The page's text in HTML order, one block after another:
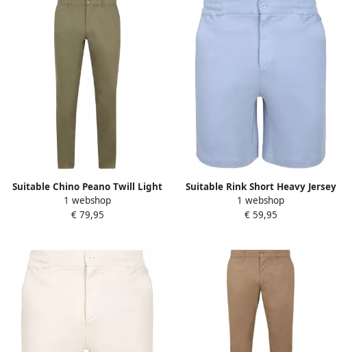
Suitable Chino Peano Twill Light
Olive
1 webshop
€ 79,95
Suitable Rink Short Heavy Jersey
Blauw
1 webshop
€ 59,95